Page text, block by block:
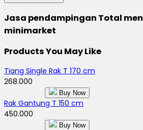
Jasa pendampingan Total
minimarket
Products You May Like
Tiang Single Rak T 170 cm
268.000
Buy Now
Rak Gantung T 150 cm
450.000
Buy Now